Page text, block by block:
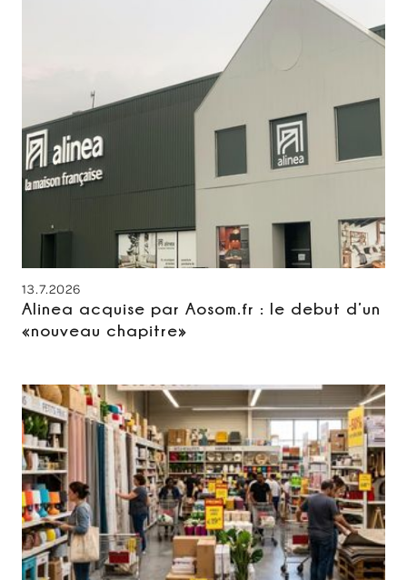
13.7.2026
Alinea acquise par Aosom.fr : le debut d’un
«nouveau chapitre»